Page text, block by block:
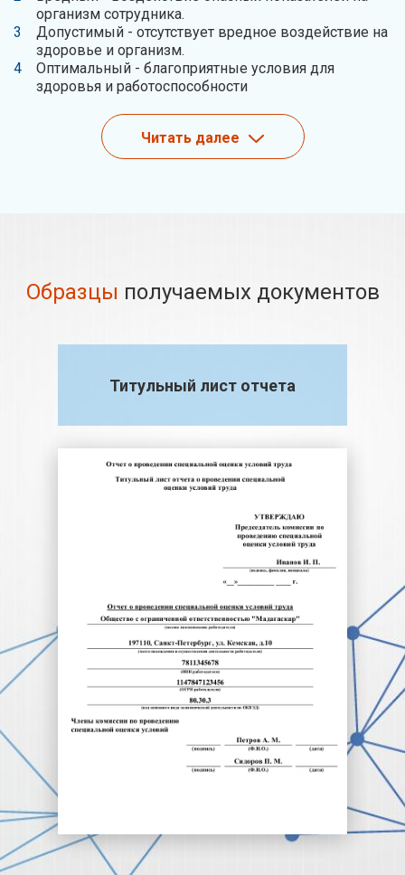
организм сотрудника.
Допустимый - отсутствует вредное воздействие на
здоровье и организм.
Оптимальный - благоприятные условия для
здоровья и работоспособности
Читать далее
Образцы получаемых документов
Титульный лист отчета